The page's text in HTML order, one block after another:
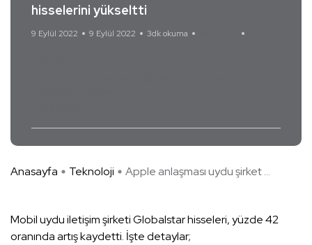
hisselerini yükseltti
9 Eylül 2022 9 Eylül 2022 3dk okuma
Anasayfa Teknoloji Apple anlaşması uydu şirket ...
Mobil uydu iletişim şirketi Globalstar hisseleri, yüzde 42
oranında artış kaydetti. İşte detaylar;